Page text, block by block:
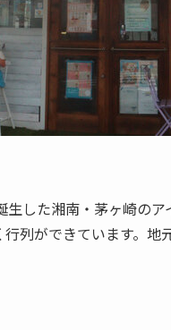
生した湘南・茅ヶ崎の
列ができています。